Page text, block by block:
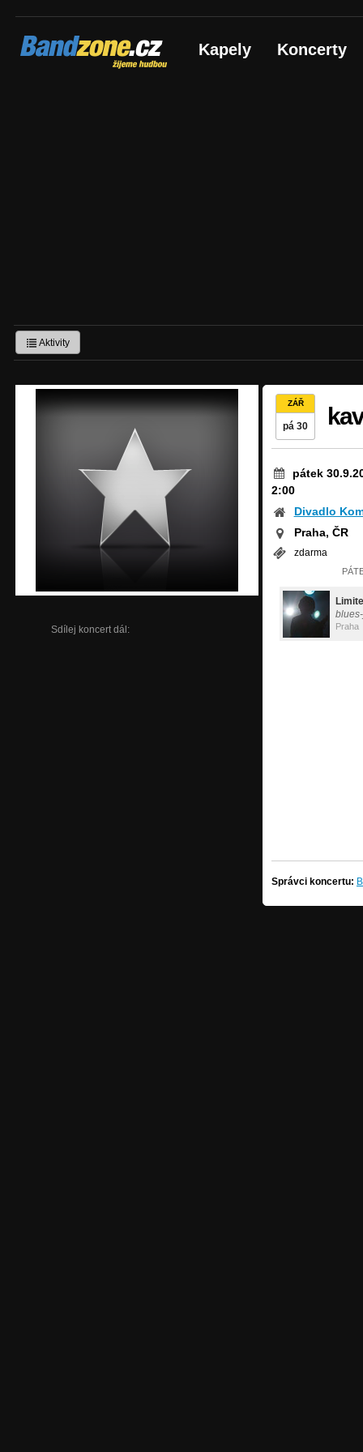
Bandzone.cz
žijeme hudbou Kapely Koncerty
Aktivity
Sdílej koncert dál:
ZÁŘ
pá 30
pátek
2:00
Divadlo
Praha, ČR
zdarma
Praha
Správci koncertu: